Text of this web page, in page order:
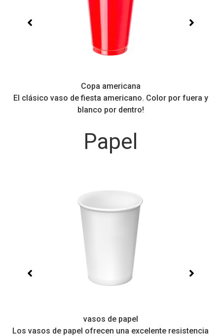
Copa americana
El clásico vaso de fiesta americano. Color por fuera y
blanco por dentro!
Papel
vasos de papel
Los vasos de papel ofrecen una excelente resistencia